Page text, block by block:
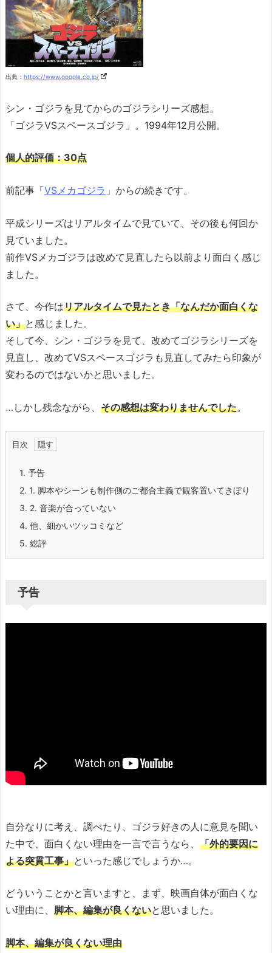
出典： https://www.google.co.jp/
シン・ゴジラを見てからのゴジラシリーズ感想。
「ゴジラVSスペースゴジラ」。1994年12月公開。
個人的評価：30点
前記事「VSメカゴジラ 」からの続きです。
平成シリーズはリアルタイムで見ていて、その後も何回か
見ていました。
前作VSメカゴジラは改めて見直したら以前より面白く感じ
ました。
さて、今作はリアルタイムで見たとき「なんだか面白くな
い」と感じました。
そして今、シン・ゴジラを見て、改めてゴジラシリーズを
見直し、改めてVSスペースゴジラも見直してみたら印象が
変わるのではないかと思いました。
…しかし残念ながら、 その感想は変わりませんでした。
目次
1. 予告
2. 1. 脚本やシーンも制作側のご都合主義で観客置いてきぼり
3. 2. 音楽が合っていない
4. 他、細かいツッコミなど
5. 総評
予告
自分なりに考え、調べたり、ゴジラ好きの人に意見を聞い
た中で、面白くない理由を一言で言うなら、 「外的要因に
よる突貫工事」といった感じでしょうか…。
どういうことかと言いますと、まず、映画自体が面白くな
い理由に、 脚本、編集が良くないと思いました。
脚本、編集が良くない理由